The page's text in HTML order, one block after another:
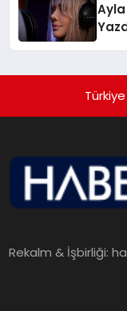
Ayla
Rekalm & İşbirliği: